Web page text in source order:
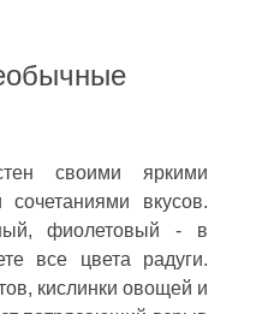
своими яркими
вкусов.
фиолетовый - в
все цвета радуги.
кислинки овощей и